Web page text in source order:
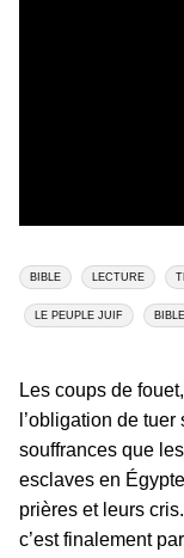
BIBLE LECTURE
LE PEUPLE JUIF BIBLE
Les coups de
l’obligation de
souffrances que
esclaves en
prières et leurs
c’est finalement